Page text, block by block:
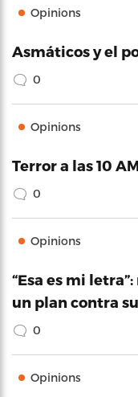
Opinions
Asmáticos y el
0
Opinions
Terror a las 10 AM
0
Opinions
“Esa es mi
un plan contra
0
Opinions